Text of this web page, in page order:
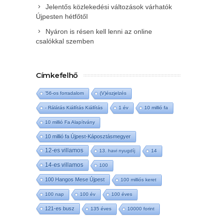
Jelentős közlekedési változások várhatók
Újpesten hétfőtől
Nyáron is résen kell lenni az online
csalókkal szemben
Címkefelhő
'56-os forradalom (V)észjelzés
- Rálátás Kiállítás Kiállítás 1 év 10 millió fa
10 millió Fa Alapítvány
10 millió fa Újpest-Káposztásmegyer
12-es villamos 13. havi nyugdíj 14
14-es villamos 100
100 Hangos Mese Újpest 100 milliós keret
100 nap 100 év 100 éves
121-es busz 135 éves 10000 forint